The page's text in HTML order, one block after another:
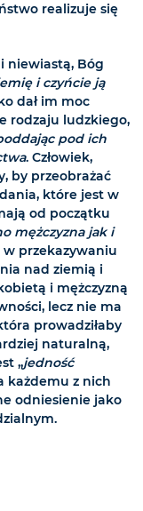
realizuje się
niewiastą, Bóg
i czyńcie ją
dał im moc
rodzaju ludzkiego,
pod ich
. Człowiek,
by przeobrażać
które jest w
od początku
mężczyzna jak i
przekazywaniu
nad ziemią i
i mężczyzną
lecz nie ma
prowadziłaby
naturalną,
„jedność
każdemu z nich
odniesienie jako